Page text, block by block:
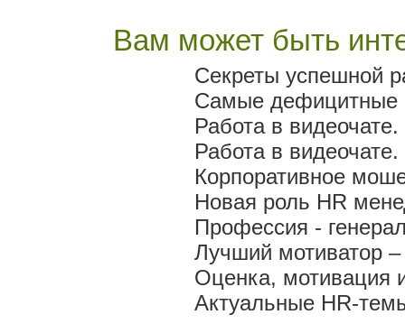
Вам может быть
Секреты успешной
Самые дефицитные
Работа в
Работа в
Корпоративное
Новая роль HR
Профессия -
Лучший мотиватор –
Оценка, мотивация
Актуальные HR-